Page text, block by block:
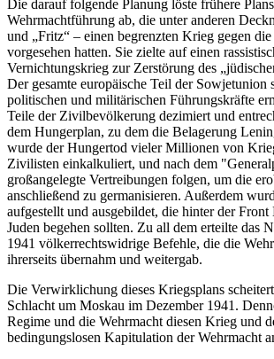
Die darauf folgende Planung löste frühere
Wehrmachtführung ab, die unter anderen
und
Fritz
– einen begrenzten Krieg gegen
vorgesehen hatten. Sie zielte auf einen
Vernichtungskrieg zur Zerstörung des
Der gesamte europäische Teil der Sowjetunion
politischen und militärischen Führungskräfte
Teile der Zivilbevölkerung dezimiert und
dem Hungerplan, zu dem die Belagerung
wurde der Hungertod vieler Millionen von
Zivilisten einkalkuliert, und nach dem
großangelegte Vertreibungen folgen, um die
anschließend zu germanisieren. Außerdem
aufgestellt und ausgebildet, die hinter der Front
Juden begehen sollten. Zu all dem erteilte das
1941 völkerrechtswidrige Befehle, die die
ihrerseits übernahm und weitergab.
Die Verwirklichung dieses Kriegsplans
Schlacht um Moskau im Dezember 1941.
Regime und die Wehrmacht diesen Krieg und
bedingungslosen Kapitulation der Wehrmacht